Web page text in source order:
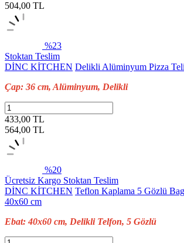
504,00 TL
%23
Stoktan Teslim
DİNC KİTCHEN Delikli Alüminyum Pizza
Çap: 36 cm, Alüminyum, Delikli
433,00 TL
564,00 TL
%20
Ücretsiz Kargo Stoktan Teslim
DİNC KİTCHEN Teflon Kaplama 5 Gözlü
40x60 cm
Ebat: 40x60 cm, Delikli Telfon, 5 Gözlü